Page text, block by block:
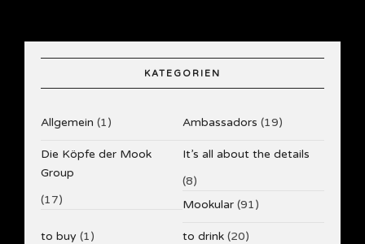
KATEGORIEN
Allgemein (1) Ambassadors (19)
Die Köpfe der Mook
Group
(17)
It’s all about the details
(8)
Mookular (91)
to buy (1) to drink (20)